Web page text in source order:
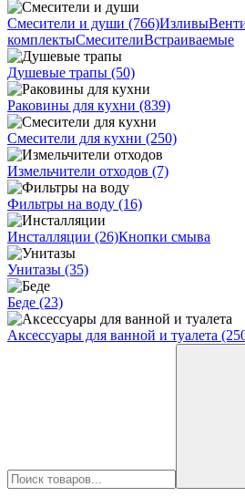
Смесители и души (766)Изливы
комплектыСмесителиВстраиваемые
Душевые трапы (50)
Раковины для кухни (839)
Смесители для кухни (250)
Измельчители отходов (7)
Фильтры на воду (16)
Инсталляции (26)Кнопки смыва
Унитазы (35)
Беде (23)
Аксессуары для ванной и туалета